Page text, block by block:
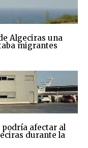
Algeciras una
migrantes
afectar al
durante la